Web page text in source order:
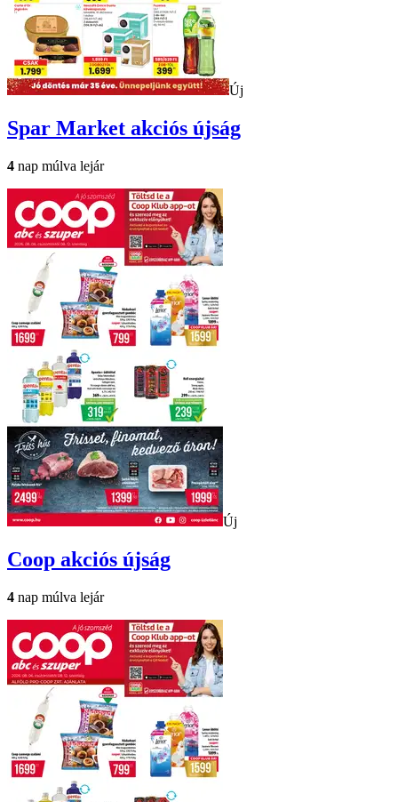
Új
Spar Market akciós újság
4 nap múlva lejár
Új
Coop akciós újság
4 nap múlva lejár